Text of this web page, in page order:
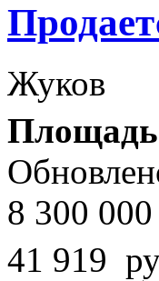
Жуков
8 300 000
41 919